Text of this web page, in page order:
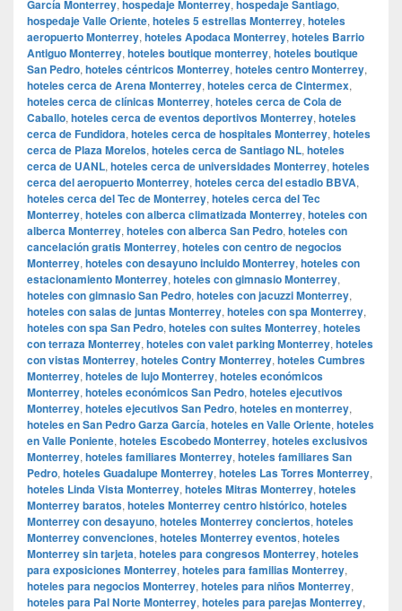
García Monterrey, hospedaje Monterrey, hospedaje Santiago,
hospedaje Valle Oriente, hoteles 5 estrellas Monterrey, hoteles
aeropuerto Monterrey, hoteles Apodaca Monterrey, hoteles Barrio
Antiguo Monterrey, hoteles boutique monterrey, hoteles boutique
San Pedro, hoteles céntricos Monterrey, hoteles centro Monterrey,
hoteles cerca de Arena Monterrey, hoteles cerca de Cintermex,
hoteles cerca de clínicas Monterrey, hoteles cerca de Cola de
Caballo, hoteles cerca de eventos deportivos Monterrey, hoteles
cerca de Fundidora, hoteles cerca de hospitales Monterrey, hoteles
cerca de Plaza Morelos, hoteles cerca de Santiago NL, hoteles
cerca de UANL, hoteles cerca de universidades Monterrey, hoteles
cerca del aeropuerto Monterrey, hoteles cerca del estadio BBVA,
hoteles cerca del Tec de Monterrey, hoteles cerca del Tec
Monterrey, hoteles con alberca climatizada Monterrey, hoteles con
alberca Monterrey, hoteles con alberca San Pedro, hoteles con
cancelación gratis Monterrey, hoteles con centro de negocios
Monterrey, hoteles con desayuno incluido Monterrey, hoteles con
estacionamiento Monterrey, hoteles con gimnasio Monterrey,
hoteles con gimnasio San Pedro, hoteles con jacuzzi Monterrey,
hoteles con salas de juntas Monterrey, hoteles con spa Monterrey,
hoteles con spa San Pedro, hoteles con suites Monterrey, hoteles
con terraza Monterrey, hoteles con valet parking Monterrey, hoteles
con vistas Monterrey, hoteles Contry Monterrey, hoteles Cumbres
Monterrey, hoteles de lujo Monterrey, hoteles económicos
Monterrey, hoteles económicos San Pedro, hoteles ejecutivos
Monterrey, hoteles ejecutivos San Pedro, hoteles en monterrey,
hoteles en San Pedro Garza García, hoteles en Valle Oriente, hoteles
en Valle Poniente, hoteles Escobedo Monterrey, hoteles exclusivos
Monterrey, hoteles familiares Monterrey, hoteles familiares San
Pedro, hoteles Guadalupe Monterrey, hoteles Las Torres Monterrey,
hoteles Linda Vista Monterrey, hoteles Mitras Monterrey, hoteles
Monterrey baratos, hoteles Monterrey centro histórico, hoteles
Monterrey con desayuno, hoteles Monterrey conciertos, hoteles
Monterrey convenciones, hoteles Monterrey eventos, hoteles
Monterrey sin tarjeta, hoteles para congresos Monterrey, hoteles
para exposiciones Monterrey, hoteles para familias Monterrey,
hoteles para negocios Monterrey, hoteles para niños Monterrey,
hoteles para Pal Norte Monterrey, hoteles para parejas Monterrey,